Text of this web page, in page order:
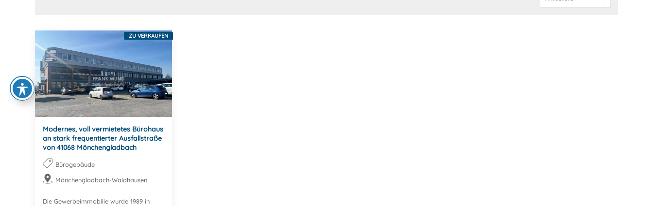
Modernes, voll vermietetes Bürohaus
an stark frequentierter Ausfallstraße
von 41068 Mönchengladbach
Bürogebäude
Mönchengladbach-Waldhausen
Die Gewerbeimmobilie wurde 1989 in
ZU VERKAUFEN